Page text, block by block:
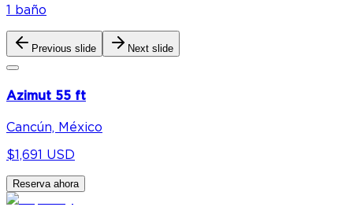
1 baño
Previous slide Next slide
Azimut 55 ft
Cancún, México
$1,691 USD
Reserva ahora